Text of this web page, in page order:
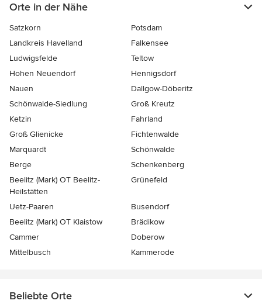
Orte in der Nähe
Satzkorn
Potsdam
Landkreis Havelland
Falkensee
Ludwigsfelde
Teltow
Hohen Neuendorf
Hennigsdorf
Nauen
Dallgow-Döberitz
Schönwalde-Siedlung
Groß Kreutz
Ketzin
Fahrland
Groß Glienicke
Fichtenwalde
Marquardt
Schönwalde
Berge
Schenkenberg
Beelitz (Mark) OT Beelitz-
Heilstätten
Grünefeld
Uetz-Paaren
Busendorf
Beelitz (Mark) OT Klaistow
Brädikow
Cammer
Doberow
Mittelbusch
Kammerode
Beliebte Orte